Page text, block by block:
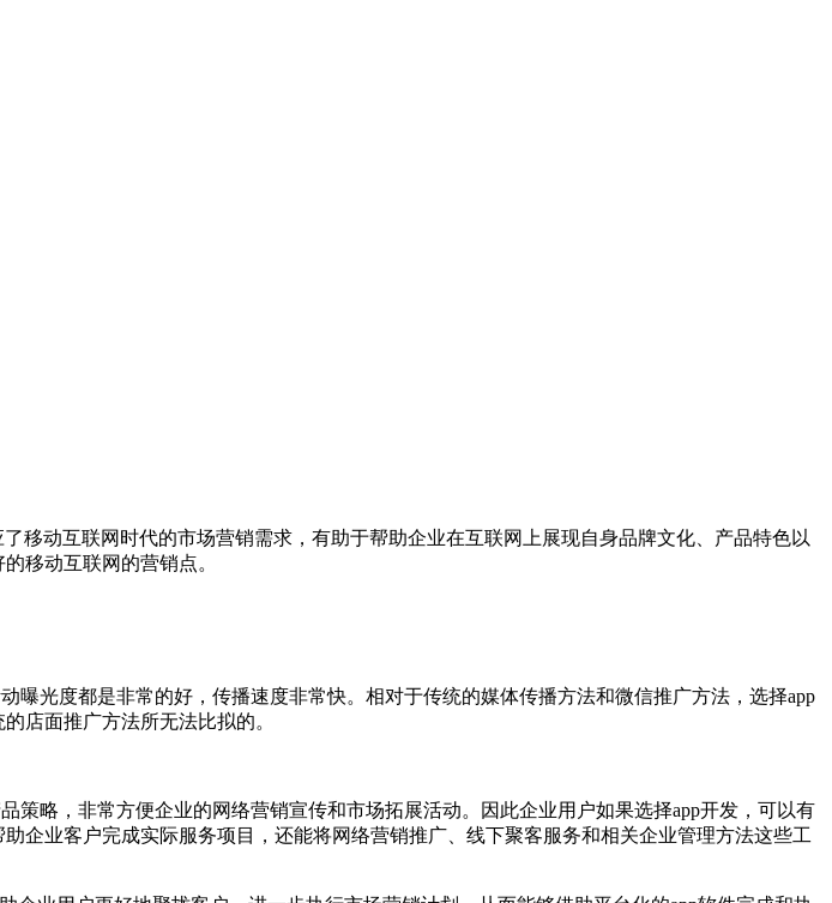
移动互联网时代的市场营销需求，有助于帮助企业在互联网上展现自身品牌文化、产品特色以
移动互联网的营销点。
光度都是非常的好，传播速度非常快。相对于传统的媒体传播方法和微信推广方法，选择app
店面推广方法所无法比拟的。
略，非常方便企业的网络营销宣传和市场拓展活动。因此企业用户如果选择app开发，可以有
企业客户完成实际服务项目，还能将网络营销推广、线下聚客服务和相关企业管理方法这些工